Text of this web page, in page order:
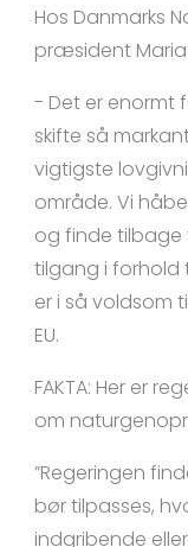
Hos Danmarks
præsident Maria
- Det er enormt
skifte så
vigtigste
område. Vi
og finde tilbage
tilgang i forhold
er i så voldsom
EU.
FAKTA: Her er
om
”Regeringen
bør tilpasses,
indgribende